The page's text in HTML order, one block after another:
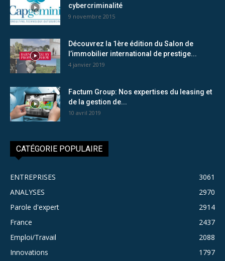
cybercriminalité
9 novembre 2015
Découvrez la 1ère édition du Salon de
l’immobilier international de prestige...
4 janvier 2019
Factum Group: Nos expertises du leasing et
de la gestion de...
10 avril 2019
CATÉGORIE POPULAIRE
ENTREPRISES
3061
ANALYSES
2970
Parole d'expert
2914
France
2437
Emploi/Travail
2088
Innovations
1797